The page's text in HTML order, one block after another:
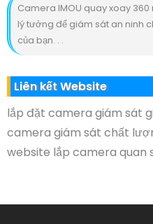
Camera IMOU quay xoay 360
lý tưởng để giám sát an ninh
của bạn. . .
Liên kết Website
lắp đặt camera giám sát
camera giám sát chất
website lắp camera quan